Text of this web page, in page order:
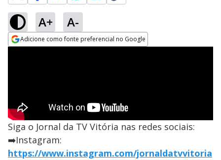
A+ A-
Adicione como fonte preferencial no Google
Siga o Jornal da TV Vitória nas redes sociais:
➡️Instagram:
https://www.instagram.com/jornaldatvvitoria